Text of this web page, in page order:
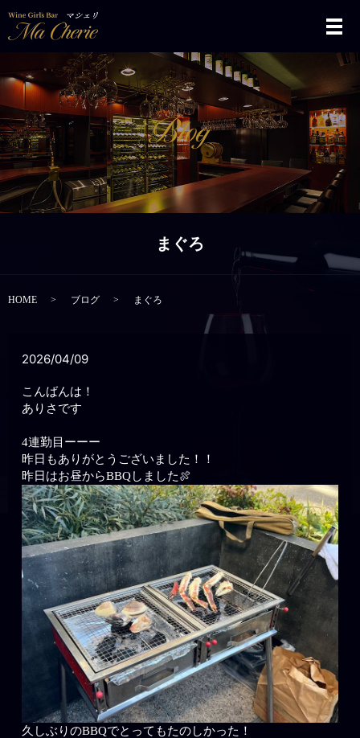
メ
まぐろ
HOME ブログ まぐろ
2026/04/09
こんばんは！
ありさです
4連勤目ーーー
昨日もありがとうございました！！
昨日はお昼からBBQしました🍖
久しぶりのBBQでとってもたのしかった！